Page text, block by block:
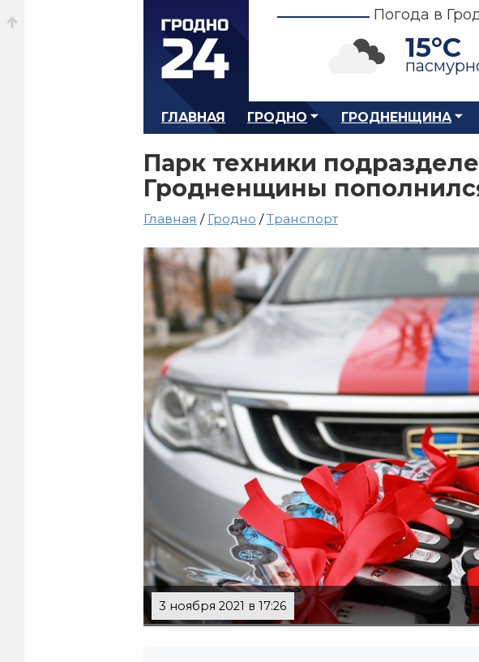
Погода в
15°C
ГЛАВНАЯ ГРОДНО ГРОДНЕНЩИНА
Парк техники
Гродненщины
Главная / Гродно /Транспорт
3 ноября 2021 в 17:26